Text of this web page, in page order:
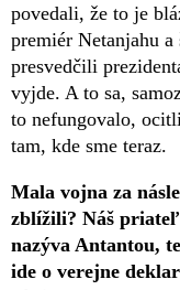
povedali, že to je
premiér Netanjahu
presvedčili
vyjde. A to sa,
to nefungovalo,
tam, kde sme teraz.
Mala vojna za
zblížili? Náš
nazýva Antantou,
ide o verejne